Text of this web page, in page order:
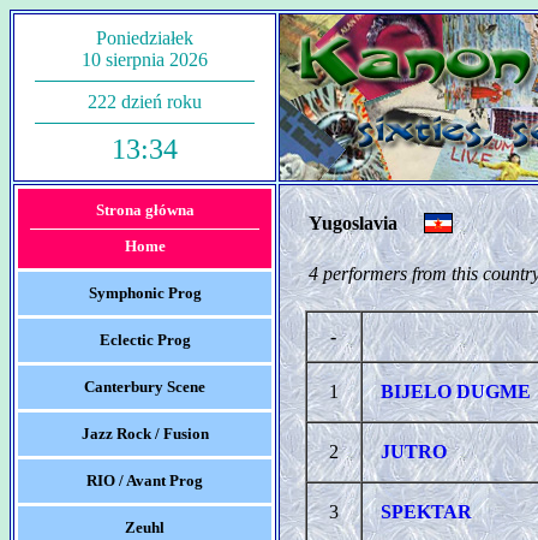
Poniedziałek
10 sierpnia 2026
222 dzień roku
13:34
Strona główna
Home
Symphonic Prog
Eclectic Prog
Canterbury Scene
Jazz Rock / Fusion
RIO / Avant Prog
Zeuhl
Yugoslavia
4 performers from this
-
1 BIJELO DUGME
2 JUTRO
3 SPEKTAR